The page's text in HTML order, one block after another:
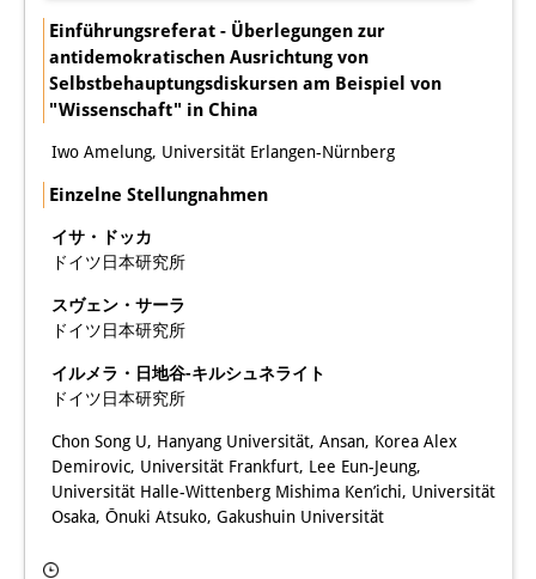
Einführungsreferat - Überlegungen zur
antidemokratischen Ausrichtung von
Selbstbehauptungsdiskursen am Beispiel von
"Wissenschaft" in China
Iwo Amelung, Universität Erlangen-Nürnberg
Einzelne Stellungnahmen
イサ・ドッカ
ドイツ日本研究所
スヴェン・サーラ
ドイツ日本研究所
イルメラ・日地谷-キルシュネライト
ドイツ日本研究所
Chon Song U, Hanyang Universität, Ansan, Korea Alex
Demirovic, Universität Frankfurt, Lee Eun-Jeung,
Universität Halle-Wittenberg Mishima Ken’ichi, Universität
Osaka, Ōnuki Atsuko, Gakushuin Universität